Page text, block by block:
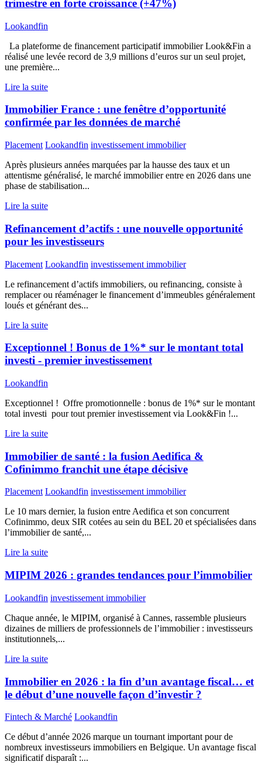
trimestre en forte croissance (+47%)
Lookandfin
La plateforme de financement participatif immobilier Look&Fin a
réalisé une levée record de 3,9 millions d’euros sur un seul projet,
une première...
Lire la suite
Immobilier France : une fenêtre d’opportunité
confirmée par les données de marché
Placement Lookandfin investissement immobilier
Après plusieurs années marquées par la hausse des taux et un
attentisme généralisé, le marché immobilier entre en 2026 dans une
phase de stabilisation...
Lire la suite
Refinancement d’actifs : une nouvelle opportunité
pour les investisseurs
Placement Lookandfin investissement immobilier
Le refinancement d’actifs immobiliers, ou refinancing, consiste à
remplacer ou réaménager le financement d’immeubles généralement
loués et générant des...
Lire la suite
Exceptionnel ! Bonus de 1%* sur le montant total
investi - premier investissement
Lookandfin
Exceptionnel ! Offre promotionnelle : bonus de 1%* sur le montant
total investi pour tout premier investissement via Look&Fin !...
Lire la suite
Immobilier de santé : la fusion Aedifica &
Cofinimmo franchit une étape décisive
Placement Lookandfin investissement immobilier
Le 10 mars dernier, la fusion entre Aedifica et son concurrent
Cofinimmo, deux SIR cotées au sein du BEL 20 et spécialisées dans
l’immobilier de santé,...
Lire la suite
MIPIM 2026 : grandes tendances pour l’immobilier
Lookandfin investissement immobilier
Chaque année, le MIPIM, organisé à Cannes, rassemble plusieurs
dizaines de milliers de professionnels de l’immobilier : investisseurs
institutionnels,...
Lire la suite
Immobilier en 2026 : la fin d’un avantage fiscal… et
le début d’une nouvelle façon d’investir ?
Fintech & Marché Lookandfin
Ce début d’année 2026 marque un tournant important pour de
nombreux investisseurs immobiliers en Belgique. Un avantage fiscal
significatif disparaît :...